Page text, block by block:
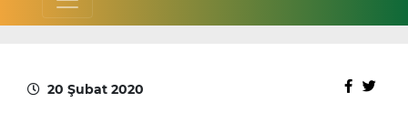
20 Şubat 2020